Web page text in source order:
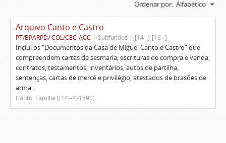
Ordenar por: Alfabético
Arquivo Canto e Castro
PT/BPARPD/ COL/CEC-ACC Subfundos [14--]-[18--]
Inclui os “Documentos da Casa de Miguel Canto e Castro” que
compreendem cartas de sesmaria, escrituras de compra e venda,
contratos, testamentos, inventários, autos de partilha,
sentenças, cartas de mercê e privilégio, atestados de brasões de
arma...
Canto. Família ([14--?]-1890)